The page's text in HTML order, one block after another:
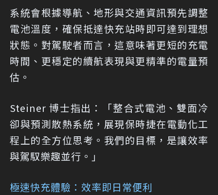
系統會根據導航、地形與交通資訊預先調整
電池溫度，確保抵達快充站時即可達到理想
狀態。對駕駛者而言，這意味著更短的充電
時間、更穩定的續航表現與更精準的電量預
估。
Steiner 博士指出：「整合式電池、雙面冷
卻與預測散熱系統，展現保時捷在電動化工
程上的全方位思考。我們的目標，是讓效率
與駕馭樂趣並行。」
極速快充體驗：效率即日常便利